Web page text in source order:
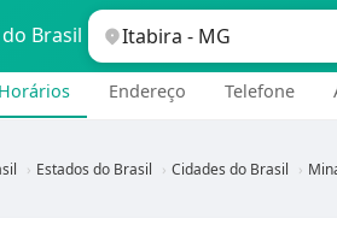
Brasil
Horários Endereço Telefone
Estados do Brasil Cidades do Brasil